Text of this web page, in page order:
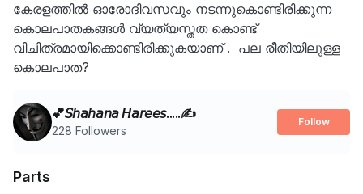
കേരളത്തിൽ ഓരോദിവസവും നടന്നുകൊണ്ടിരിക്കുന്ന
കൊലപാതകങ്ങൾ വ്യത്യസ്തത കൊണ്ട്
വിചിത്രമായിക്കൊണ്ടിരിക്കുകയാണ് . പല രീതിയിലുള്ള
കൊലപാത?
💕𝘚𝘩𝘢𝘩𝘢𝘯𝘢 𝘏𝘢𝘳𝘦𝘦𝘴.....✍️
228 Followers
Follow
Parts